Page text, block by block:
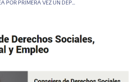
POR PRIMERA VEZ UN DEP...